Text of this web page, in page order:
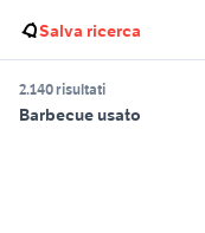
Salva ricerca
2.140 risultati
Barbecue usato